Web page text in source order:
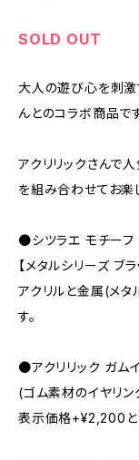
SOLD OUT
大人の遊び心を刺激
んとのコラボ商品です
アクリリックさんで
を組み合わせてお楽
●シツラエ モチーフ
【メタルシリーズ ブラ
アクリルと金属(メタ
す。
●アクリリック ガム
(ゴム素材のイヤリ
表示価格+¥2,200と